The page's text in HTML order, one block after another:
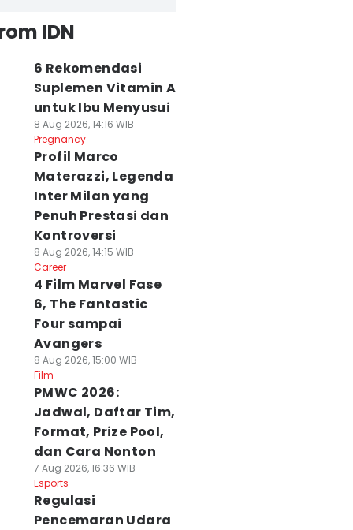
IDN
6 Rekomendasi
Suplemen Vitamin A
untuk Ibu Menyusui
8 Aug 2026, 14:16 WIB
Pregnancy
Profil Marco
Materazzi, Legenda
Inter Milan yang
Penuh Prestasi dan
Kontroversi
8 Aug 2026, 14:15 WIB
Career
4 Film Marvel Fase
6, The Fantastic
Four sampai
Avangers
8 Aug 2026, 15:00 WIB
Film
PMWC 2026:
Jadwal, Daftar Tim,
Format, Prize Pool,
dan Cara Nonton
7 Aug 2026, 16:36 WIB
Esports
Regulasi
Pencemaran Udara